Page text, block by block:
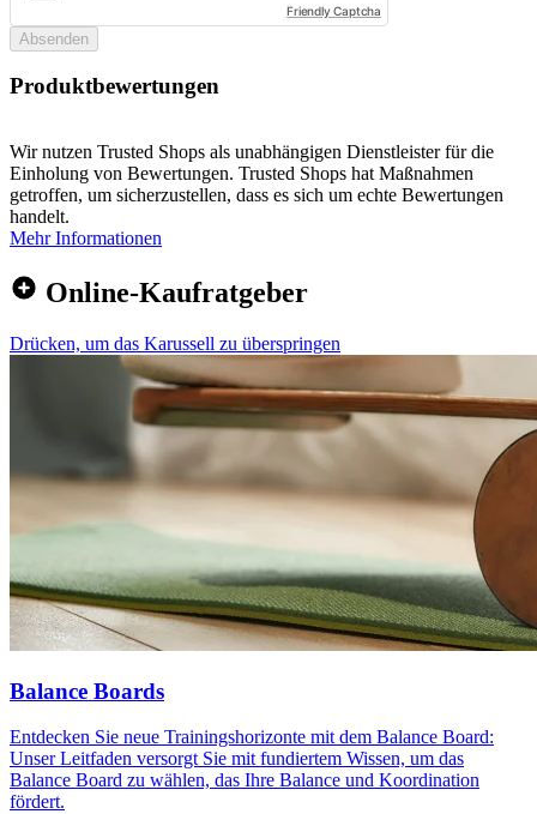
Friendly Captcha
Absenden
Produktbewertungen
Wir nutzen Trusted Shops als unabhängigen Dienstleister für die
Einholung von Bewertungen. Trusted Shops hat Maßnahmen
getroffen, um sicherzustellen, dass es sich um echte Bewertungen
handelt.
Mehr Informationen
Online-Kaufratgeber
Drücken, um das Karussell zu überspringen
Balance Boards
Entdecken Sie neue Trainingshorizonte mit dem Balance Board:
Unser Leitfaden versorgt Sie mit fundiertem Wissen, um das
Balance Board zu wählen, das Ihre Balance und Koordination
fördert.